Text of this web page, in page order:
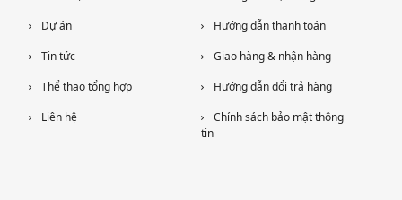
Dự án
Tin tức
Thể thao tổng hợp
Liên hệ
Hướng dẫn thanh toán
Giao hàng & nhận hàng
Hướng dẫn đổi trả hàng
Chính sách bảo mật thông
tin